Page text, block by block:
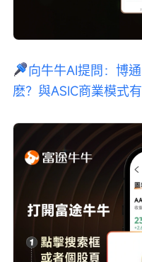
向牛牛AI提問：博
麽？與ASIC商業模式